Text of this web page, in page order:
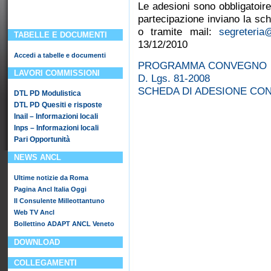
TABELLE E DOCUMENTI
Accedi a tabelle e documenti
LAVORI COMMISSIONI
DTL PD Modulistica
DTL PD Quesiti e risposte
Inail – Informazioni locali
Inps – Informazioni locali
Pari Opportunità
NEWS ANCL
Ultime notizie da Roma
Pagina Ancl Italia Oggi
Il Consulente Milleottantuno
Web TV Ancl
Bollettino ADAPT ANCL Veneto
DOWNLOAD
COLLEGAMENTI
Le adesioni sono
partecipazione inviano la
o tramite mail:
13/12/2010
PROGRAMMA
D. Lgs. 81-2008
SCHEDA DI ADESIONE